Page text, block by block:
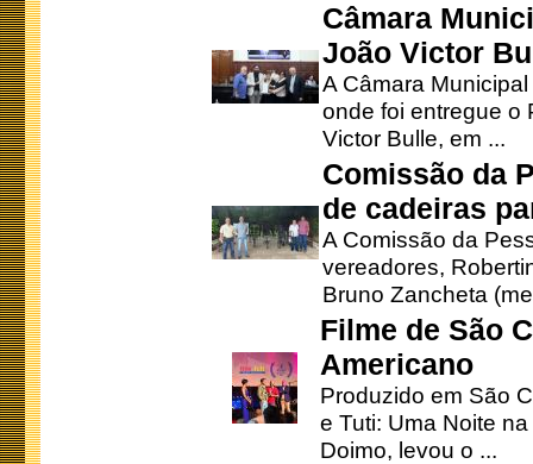
Câmara
João Victor
A Câmara
onde foi entregue o
Victor Bulle, em ...
Comissão da
de cadeiras
A Comissão da
vereadores,
Bruno Zancheta
Filme de São
Americano
Produzido em São
e Tuti: Uma Noite
Doimo, levou o ...